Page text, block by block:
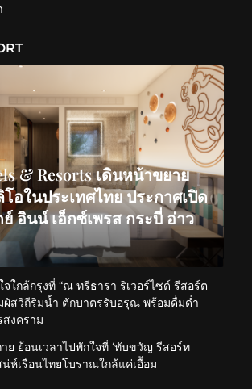
& Resorts เดินหน้าขยาย
อในประเทศไทย ประกาศเปิด
อินน์ เอ็กซ์เพรส กระบี่ อ่าว
จใกล้กรุงที่ “ณ ทรีธารา ริเวอร์ไซด์ รีสอร์ต
ผัสวิถีริมน้ำ ตักบาตรรับอรุณ พร้อมดื่มด่ำ
งคราม
ย ย้อนเวลาไปพักใจที่ ‘ทับขวัญ รีสอร์ท
น่ห์เรือนไทยโบราณใกล้แค่เอื้อม